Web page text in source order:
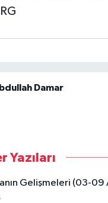
Damar
Yazıları
Gelişmeleri (03-09